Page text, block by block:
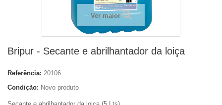
Ver maior
Bripur - Secante e abrilhantador da loiça
Referência: 20106
Condição: Novo produto